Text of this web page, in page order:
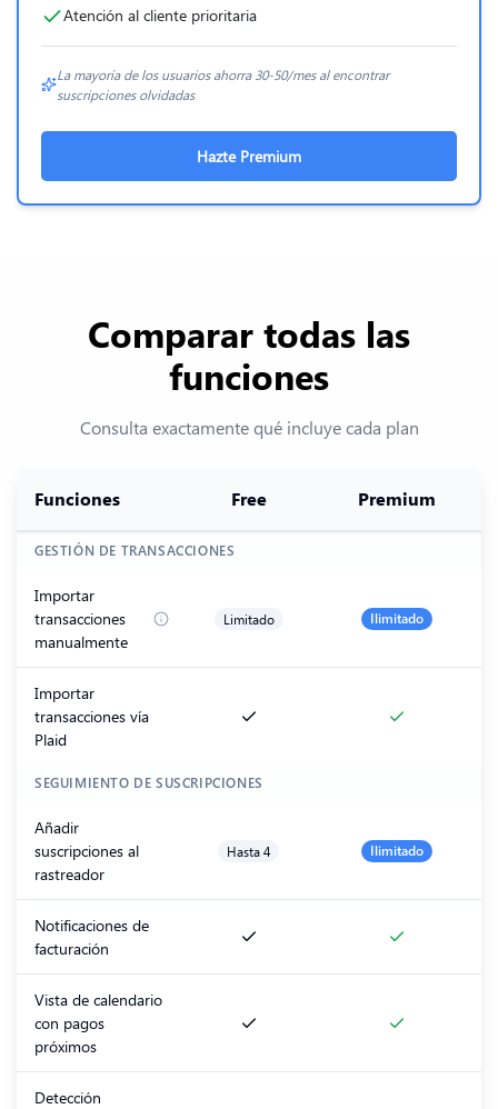
Atención al cliente prioritaria
La mayoría de los usuarios ahorra 30-50/mes al encontrar
suscripciones olvidadas
Hazte Premium
Comparar todas las
funciones
Consulta exactamente qué incluye cada plan
Funciones Free Premium
GESTIÓN DE TRANSACCIONES
Importar
transacciones
manualmente
Limitado Ilimitado
Importar
transacciones vía
Plaid
SEGUIMIENTO DE SUSCRIPCIONES
Añadir
suscripciones al
rastreador
Hasta 4 Ilimitado
Notificaciones de
facturación
Vista de calendario
con pagos
próximos
Detección